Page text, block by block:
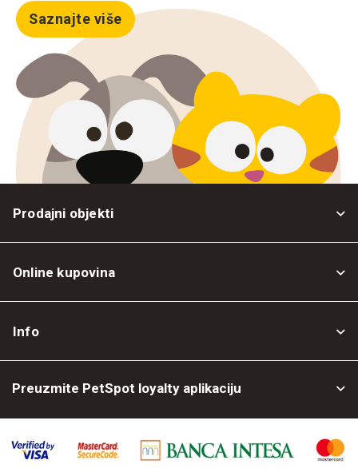
Saznajte više
Prodajni objekti
Online kupovina
Info
Preuzmite PetSpot loyalty aplikaciju